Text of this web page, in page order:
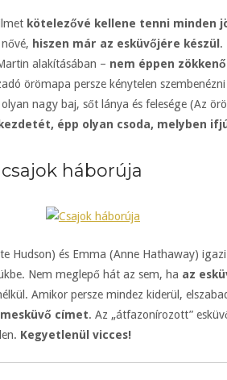
kötelezővé kellene tenni minden
hiszen már az esküvőjére készül .
alakításában – nem éppen
örömapa persze kénytelen
nagy baj, sőt lánya és felesége (Az
épp olyan csoda, melyben
csajok háborúja
Hudson) és Emma (Anne Hathaway)
Nem meglepő hát az sem, ha az
Amikor persze mindez kiderül,
címet. Az „átfazonírozott”
Kegyetlenül vicces!